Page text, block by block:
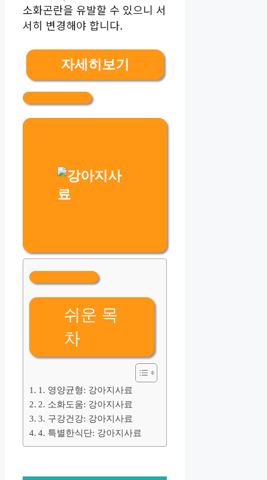
소화곤란을 유발할 수 있으니 서
서히 변경해야 합니다.
자세히보기
쉬운 목
차
1. 영양균형: 강아지사료
2. 소화도움: 강아지사료
3. 구강건강: 강아지사료
4. 특별한식단: 강아지사료